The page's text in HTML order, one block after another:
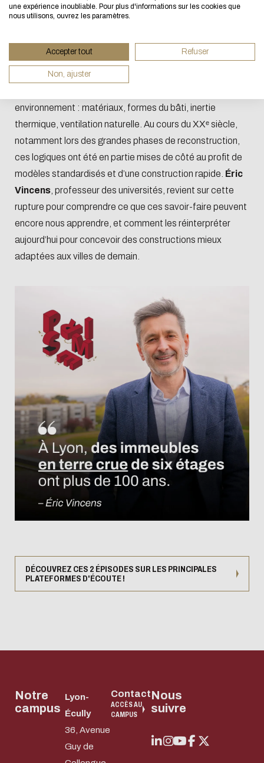
Si vous aussi vous souhaitez diminuer drastiquement
besoins énergétiques nécessaires à votre navigation,
sollicitera très peu nos serveurs et vous deviendrez
un acteur majeur de l’écoconception.
Merci pour votre contribution !
ACTIVER LE MODE ÉCO ANNULER
Épisode 02 : Faut-il s’inspirer du passé pour
construire nos villes ?
environnement : matériaux, formes du bâti, inertie
thermique, ventilation naturelle. Au cours du XXᵉ siècle,
notamment lors des grandes phases de reconstruction,
ces logiques ont été en partie mises de côté au profit de
modèles standardisés et d’une construction rapide. Éric
Vincens , professeur des universités, revient sur cette
rupture pour comprendre ce que ces savoir-faire peuvent
encore nous apprendre, et comment les réinterpréter
aujourd’hui pour concevoir des constructions mieux
adaptées aux villes de demain.
DÉCOUVREZ CES 2 ÉPISODES SUR LES PRINCIPALES
PLATEFORMES D'ÉCOUTE !
Notre
campus
Lyon-
Écully
36, Avenue
Guy de
Contact
ACCÈS AU
CAMPUS
Nous
suivre
une expérience inoubliable. Pour plus d'informations sur les cookies que
nous utilisons, ouvrez les paramètres.
Accepter tout Refuser
Non, ajuster